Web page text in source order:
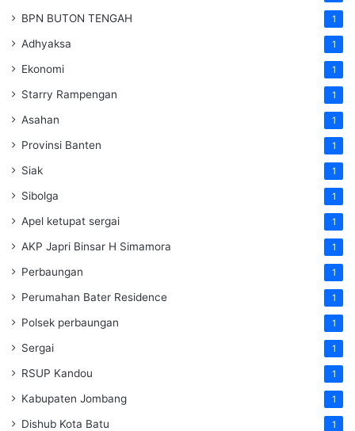
BPN BUTON TENGAH 1
Adhyaksa 1
Ekonomi 1
Starry Rampengan 1
Asahan 1
Provinsi Banten 1
Siak 1
Sibolga 1
Apel ketupat sergai 1
AKP Japri Binsar H Simamora 1
Perbaungan 1
Perumahan Bater Residence 1
Polsek perbaungan 1
Sergai 1
RSUP Kandou 1
Kabupaten Jombang 1
Dishub Kota Batu 1